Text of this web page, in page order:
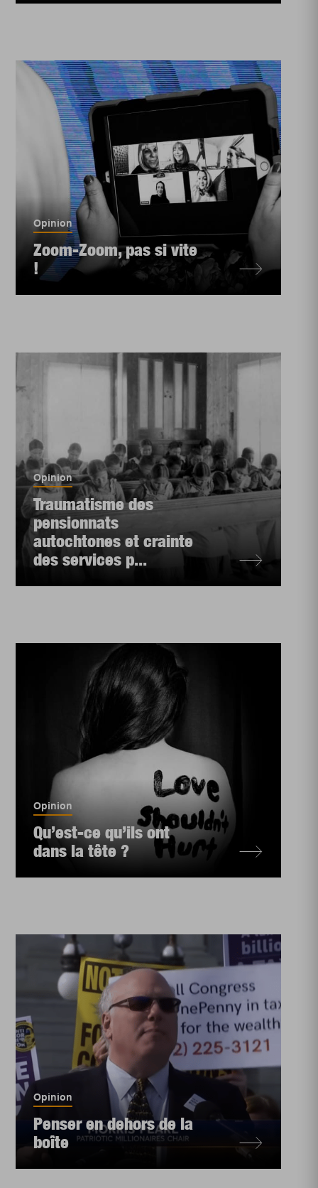
Opinion
Zoom-Zoom, pas si vite
!
Opinion
Traumatisme des
pensionnats
autochtones et crainte
des services p...
Opinion
Qu’est-ce qu’ils ont
dans la tête ?
Opinion
Penser en dehors de la
boîte